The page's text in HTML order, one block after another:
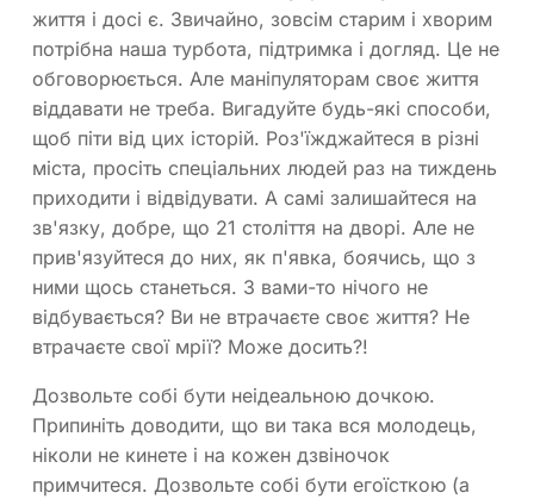
життя і досі є. Звичайно, зовсім старим і хворим
потрібна наша турбота, підтримка і догляд. Це не
обговорюється. Але маніпуляторам своє життя
віддавати не треба. Вигадуйте будь-які способи,
щоб піти від цих історій. Роз'їжджайтеся в різні
міста, просіть спеціальних людей раз на тиждень
приходити і відвідувати. А самі залишайтеся на
зв'язку, добре, що 21 століття на дворі. Але не
прив'язуйтеся до них, як п'явка, боячись, що з
ними щось станеться. З вами-то нічого не
відбувається? Ви не втрачаєте своє життя? Не
втрачаєте свої мрії? Може досить?!
Дозвольте собі бути неідеальною дочкою.
Припиніть доводити, що ви така вся молодець,
ніколи не кинете і на кожен дзвіночок
примчитеся. Дозвольте собі бути егоїсткою (а